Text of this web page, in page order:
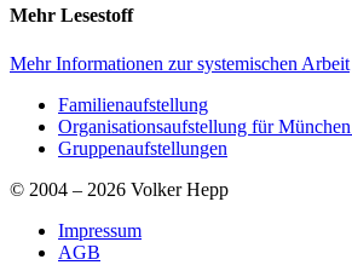
Mehr Lesestoff
Mehr Informationen zur systemischen Arbeit
Familienaufstellung
Organisationsaufstellung für
Gruppenaufstellungen
© 2004 – 2026 Volker Hepp
Impressum
AGB